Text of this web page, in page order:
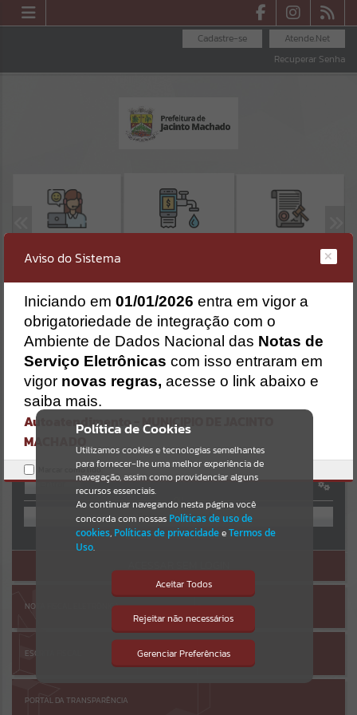
Atende.Net
Cadastre-se
Recuperar Senha
OUVIDORIA
Resultados para""
Portais
Por favor, aguarde...
NOTÍCIAS
Por favor, aguarde...
Por favor, aguarde...
AUTOATENDIMENTO
OU
Cadastre-se |Recuperar Senha
NOTA FISCAL ELETRÔNICA
ESCRITA FISCAL
PORTAL DA TRANSPARÊNCIA
Política de Cookies
Utilizamos cookies e tecnologias semelhantes
para fornecer-lhe uma melhor experiência de
navegação, assim como providenciar alguns
recursos essenciais.
Ao continuar navegando nesta página você
concorda com nossas Políticas de uso de
cookies, Políticas de privacidadeeTermos de
Uso.
Aceitar Todos
Rejeitar não necessários
Gerenciar Preferências
Isto significa que diversos recursos
providenciados poderão não estar
Aviso do Sistema
Iniciando em 01/01/2026 entra em vigor a
obrigatoriedade de integração com o
Ambiente de Dados Nacional das Notas de
Serviço Eletrônicas com isso entraram em
vigor novas regras, acesse o link abaixo e
saiba mais.
Autoatendimento - MUNICIPIO DE JACINTO
MACHADO
Marcar como lido.
SISTEMA
Gerenciamento do Sistema
CÓDIGO DA MENSAGEM:EST-000040
Ocorreu um erro de script:
Uncaught SyntaxError: Unexpected token '('
https://jacintomachado.atende.net/cidadao/pagina/static/bundle/w
po_index_2_base_l2_portal_editores_sync_8561ff93b515c0349ff614
bbf6749b96.js?v=080a47ac:47
Verificar Mais Detalhes